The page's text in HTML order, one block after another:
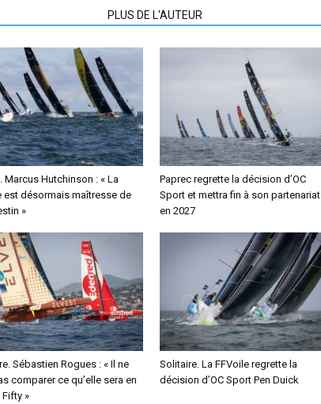
PLUS DE L'AUTEUR
Marcus Hutchinson : « La
est désormais maîtresse de
»
Paprec regrette la décision d’OC
Sport et mettra fin à son partenariat
en 2027
Sébastien Rogues : « Il ne
comparer ce qu’elle sera en
Fifty »
Solitaire. La FFVoile regrette la
décision d’OC Sport Pen Duick